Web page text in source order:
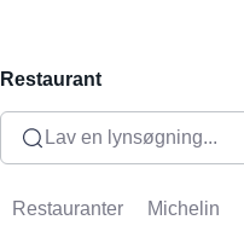
Restaurant
Lav en lynsøgning...
Restauranter Michelin